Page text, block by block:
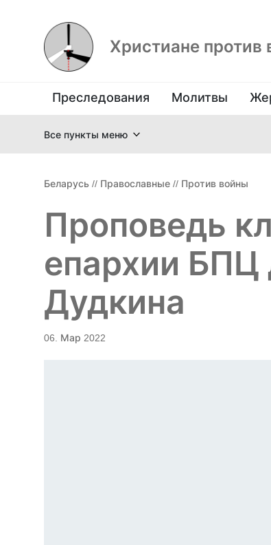
Христиане против
Преследования Молитвы
Все пункты меню
Беларусь // Православные // Против войны
Проповедь
епархии БПЦ
Дудкина
06. Мар 2022